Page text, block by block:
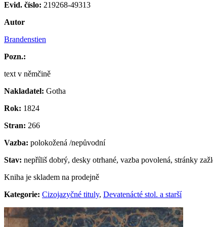
Evid. číslo: 219268-49313
Autor
Brandenstien
Pozn.:
text v němčině
Nakladatel: Gotha
Rok: 1824
Stran: 266
Vazba: polokožená /nepůvodní
Stav: nepříliš dobrý, desky otrhané, vazba povolená, stránky
Kniha je skladem na prodejně
Kategorie: Cizojazyčné tituly, Devatenácté stol. a starší